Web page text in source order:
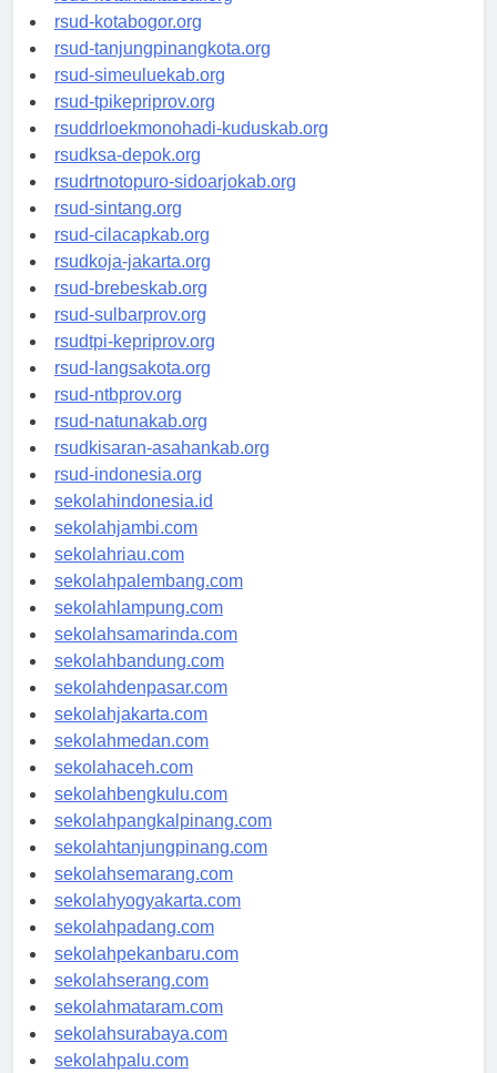
rsud-kotamakassar.org
rsud-kotabogor.org
rsud-tanjungpinangkota.org
rsud-simeuluekab.org
rsud-tpikepriprov.org
rsuddrloekmonohadi-kuduskab.org
rsudksa-depok.org
rsudrtnotopuro-sidoarjokab.org
rsud-sintang.org
rsud-cilacapkab.org
rsudkoja-jakarta.org
rsud-brebeskab.org
rsud-sulbarprov.org
rsudtpi-kepriprov.org
rsud-langsakota.org
rsud-ntbprov.org
rsud-natunakab.org
rsudkisaran-asahankab.org
rsud-indonesia.org
sekolahindonesia.id
sekolahjambi.com
sekolahriau.com
sekolahpalembang.com
sekolahlampung.com
sekolahsamarinda.com
sekolahbandung.com
sekolahdenpasar.com
sekolahjakarta.com
sekolahmedan.com
sekolahaceh.com
sekolahbengkulu.com
sekolahpangkalpinang.com
sekolahtanjungpinang.com
sekolahsemarang.com
sekolahyogyakarta.com
sekolahpadang.com
sekolahpekanbaru.com
sekolahserang.com
sekolahmataram.com
sekolahsurabaya.com